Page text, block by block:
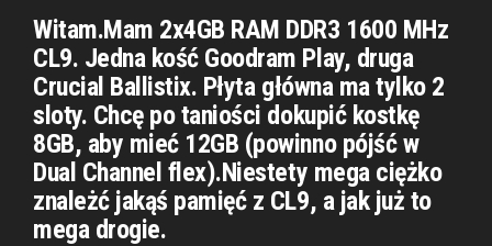
Witam.Mam 2x4GB RAM DDR3 1600 MHz
CL9. Jedna kość Goodram Play, druga
Crucial Ballistix. Płyta główna ma tylko 2
sloty. Chcę po taniości dokupić kostkę
8GB, aby mieć 12GB (powinno pójść w
Dual Channel flex).Niestety mega ciężko
znależć jakąś pamięć z CL9, a jak już to
mega drogie.